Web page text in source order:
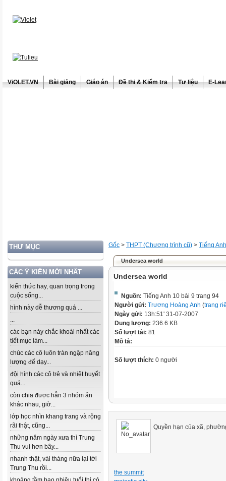
ViOLET.VN Bài giảng Giáo án Đề thi & Kiểm tra Tư liệu E-
THƯ MỤC
CÁC Ý KIẾN MỚI NHẤT
kiến thức hay, quan trọng trong
cuộc sống...
hình này dễ thương quá ...
...
các bạn này chắc khoái nhất các
tiết mục làm...
chúc các cô luôn tràn ngập năng
lượng để dạy...
đội hình các cô trẻ và nhiệt huyết
quá...
còn chia được hẳn 3 nhóm ăn
khác nhau, giờ...
lớp học nhìn khang trang và rộng
rãi thật, cũng...
những năm ngày xưa thì Trung
Thu vui hơn bây...
nhanh thật, vài tháng nữa lại tới
Trung Thu rồi...
Gốc > THPT (Chương trình cũ) > Tiếng Anh
Undersea world
Undersea world
Nguồn: Tiếng Anh 10 bài 9 trang 94
Người gửi: Trương Hoàng Anh (trang
Ngày gửi: 13h:51' 31-07-2007
Dung lượng: 236.6 KB
Số lượt tải: 81
Mô tả:
Số lượt thích: 0 người
Quyền hạn của xã,
the summit